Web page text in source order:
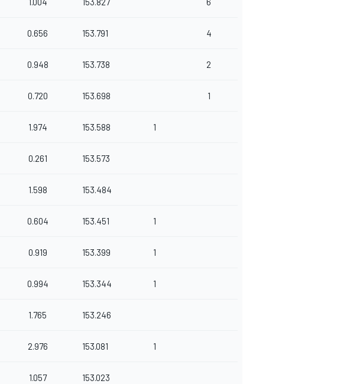
0.656 153.791 4
0.948 153.738 2
0.720 153.698 1
1.974 153.588 1
0.261 153.573
1.598 153.484
0.604 153.451 1
0.919 153.399 1
0.994 153.344 1
1.765 153.246
2.976 153.081 1
1.057 153.023